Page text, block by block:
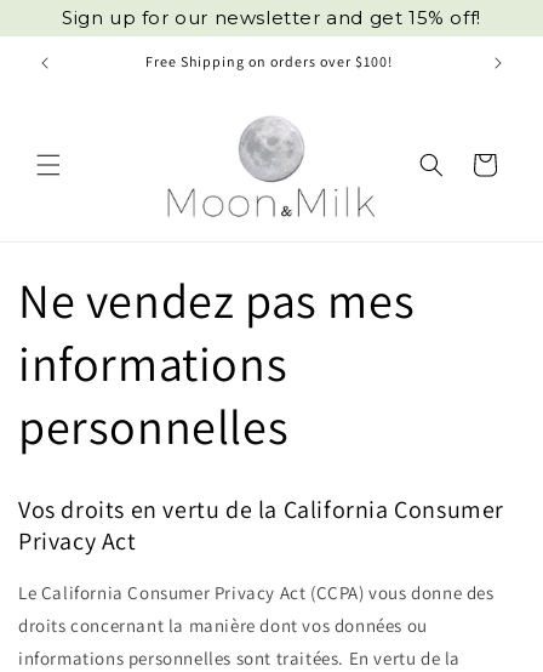
Sign up for our newsletter and get 15% off!
passer
contenu
Free Shipping on orders over $100!
Panier
Ne vendez pas mes
informations
personnelles
Vos droits en vertu de la California Consumer
Privacy Act
Le California Consumer Privacy Act (CCPA) vous donne des
droits concernant la manière dont vos données ou
informations personnelles sont traitées. En vertu de la